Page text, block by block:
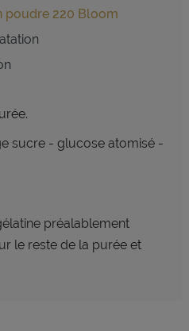
poudre 220 Bloom
sucre - glucose atomisé -
préalablement
le reste de la purée et